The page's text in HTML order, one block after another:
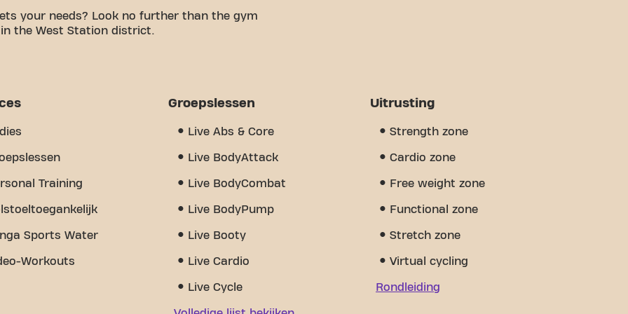
your needs? Look no further than the gym
the West Station district.
space is to achieving your fitness goals. With
really sets us apart is the sense of community
and support from other members.
Molenbeek Ch. de Ninove Ladies is more
Training
Sports Water
Workouts
Groepslessen
Live Abs & Core
Live BodyAttack
Live BodyCombat
Live BodyPump
Live Booty
Live Cardio
Live Cycle
Uitrusting
Strength zone
Cardio zone
Free weight zone
Functional zone
Stretch zone
Virtual cycling
Rondleiding